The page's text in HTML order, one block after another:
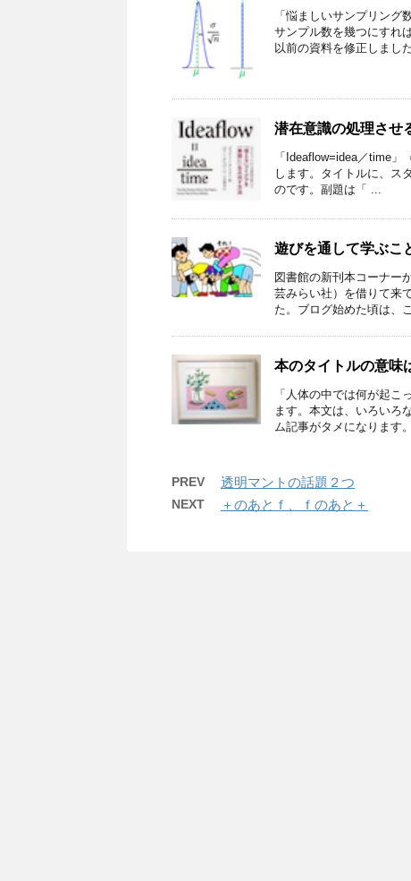
「悩ましいサンプリン
サンプル数を幾つにすれ
以前の資料を修正しまし
潜在意識の処理させ
「Ideaflow=idea／time
します。タイトルに、ス
のです。副題は「 ...
遊びを通して学ぶこ
図書館の新刊本コーナー
芸みらい社）を借りて来
た。ブログ始めた頃は、
本のタイトルの意味
「人体の中では何が起
ます。本文は、いろいろ
ム記事がタメになります
PREV 透明マントの話題２つ
NEXT ＋のあとｆ、ｆのあと＋